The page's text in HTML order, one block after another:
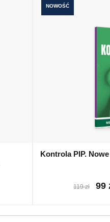
NOWOŚĆ
Kontrola PIP.
119 zł 99